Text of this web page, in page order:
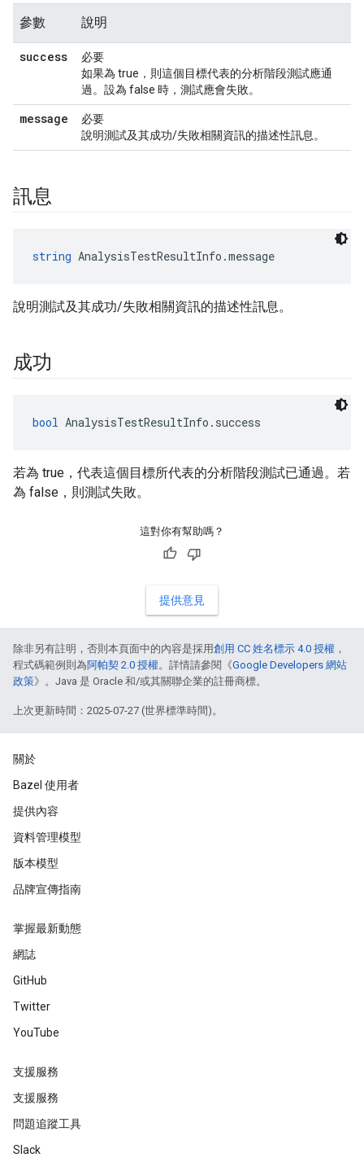
參數 說明
success
必要
如果為 true，則這個目標代表的分析階段測試應通
過。設為 false 時，測試應會失敗。
message
必要
說明測試及其成功/失敗相關資訊的描述性訊息。
訊息
string AnalysisTestResultInfo.message
說明測試及其成功/失敗相關資訊的描述性訊息。
成功
bool AnalysisTestResultInfo.success
若為 true，代表這個目標所代表的分析階段測試已通過。若
為 false，則測試失敗。
這對你有幫助嗎？
提供意見
除非另有註明，否則本頁面中的內容是採用創用 CC 姓名標示 4.0 授權 ，
程式碼範例則為阿帕契 2.0 授權。詳情請參閱《Google Developers 網站
政策》。Java 是 Oracle 和/或其關聯企業的註冊商標。
上次更新時間：2025-07-27 (世界標準時間)。
關於
Bazel 使用者
提供內容
資料管理模型
版本模型
品牌宣傳指南
掌握最新動態
網誌
GitHub
Twitter
YouTube
支援服務
支援服務
問題追蹤工具
Slack